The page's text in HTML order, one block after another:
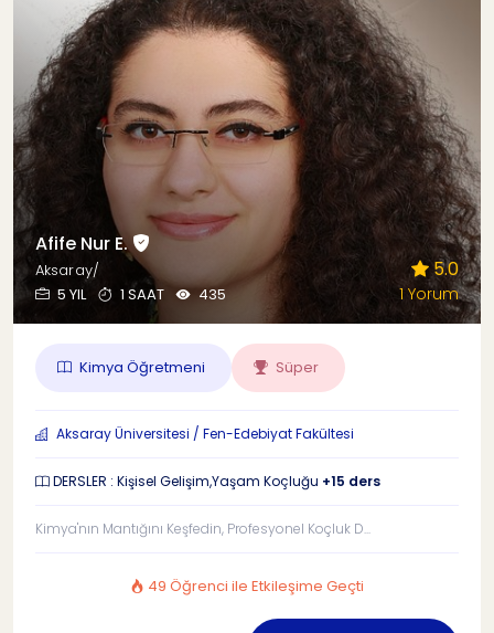
Afife Nur E.
Aksaray/
5 YIL
1 SAAT 435
5.0
1 Yorum
Kimya Öğretmeni Süper
Aksaray Üniversitesi / Fen-Edebiyat Fakültesi
DERSLER : Kişisel Gelişim,Yaşam Koçluğu +15 ders
Kimya'nın Mantığını Keşfedin, Profesyonel Koçluk D...
49 Öğrenci ile Etkileşime Geçti